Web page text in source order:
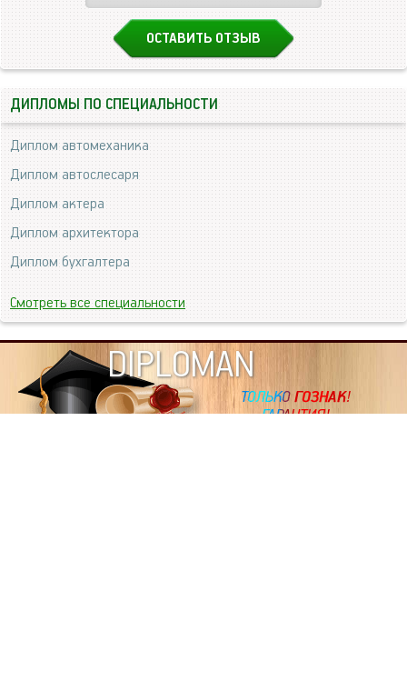
ОСТАВИТЬ ОТЗЫВ
ДИПЛОМЫ ПО СПЕЦИАЛЬНОСТИ
Диплом автомеханика
Диплом автослесаря
Диплом актера
Диплом архитектора
Диплом бухгалтера
Смотреть все специальности
DIPLOMAN